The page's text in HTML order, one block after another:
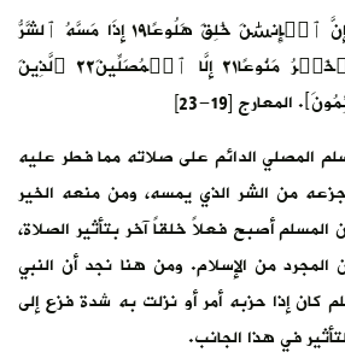
– يقول الله تعالى: ﴿۞إِنَّ ٱلۡإِنسَٰنَ خُلِقَ هَلُوعًا١٩ إِذَا مَسَّهُ ٱلشَّرُّ
جَزُوعا٢٠ وَإِذَا مَسَّهُ ٱلۡخَيۡرُ مَنُوعًا٢١ إِلَّا ٱلۡمُصَلِّينَ٢٢ ٱلَّذِينَ
[19-23]
المصلي الدائم على صلاته مما فطر عليه
من الشر الذي يمسه، ومن منعه الخير
المسلم أصبح فعلاً خلقاً آخر بتأثير الصلاة،
من الإسلام. ومن هنا نجد أن النبي
كان إذا حزبه أمر أو نزلت به شدة فزع إلى
في هذا الجانب.